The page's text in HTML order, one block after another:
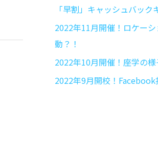
「早割」キャッシュバック
2022年11月開催！ロケー
動？！
2022年10月開催！座学の
2022年9月開校！Facebook